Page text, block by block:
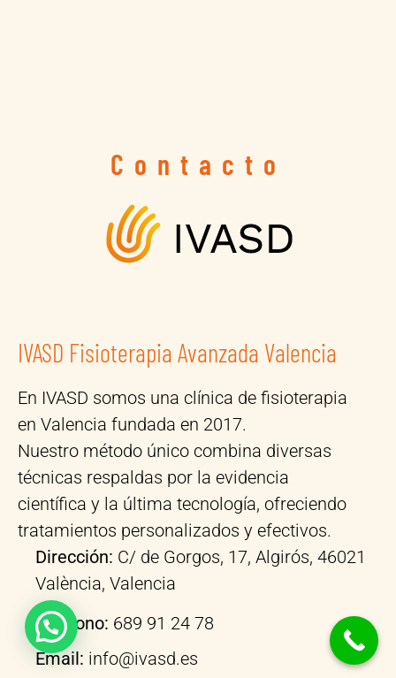
Contacto
IVASD Fisioterapia Avanzada Valencia
En IVASD somos una clínica de fisioterapia
en Valencia fundada en 2017.
Nuestro método único combina diversas
técnicas respaldas por la evidencia
científica y la última tecnología, ofreciendo
tratamientos personalizados y efectivos.
Dirección: C/ de Gorgos, 17, Algirós, 46021
València, Valencia
Teléfono: 689 91 24 78
Email: info@ivasd.es